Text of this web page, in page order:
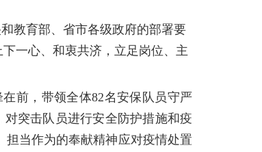
教育部、省市各级政府的部署要
一心、和衷共济，立足岗位、主
前， 带领全体82名安保队员守严
突击队员进行安全防护措施和疫
当作为的奉献精神应对疫情处置